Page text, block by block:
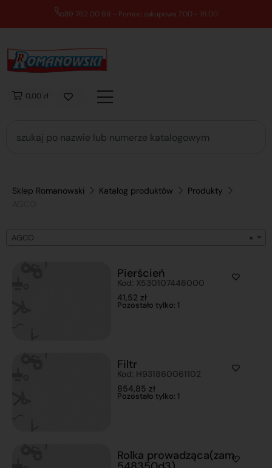
89 762 00 69 - Pomoc zakupowa 7:00 - 16:00
0,00 zł
Sklep Romanowski Katalog produktów
Produkty
×
AGCO
Pierścień
Kod: X530107446000
41,52 zł
Pozostało tylko: 1
Filtr
Kod: H931860061102
854,85 zł
Pozostało tylko: 1
Rolka prowadząca(zam.